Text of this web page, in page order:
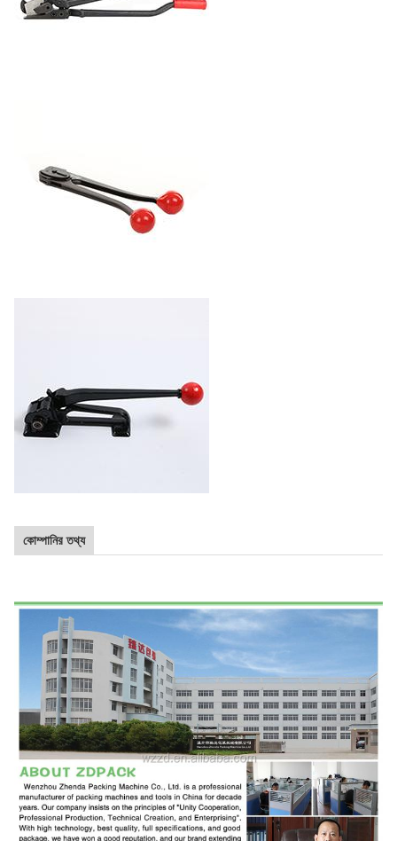
কোম্পানির তথ্য